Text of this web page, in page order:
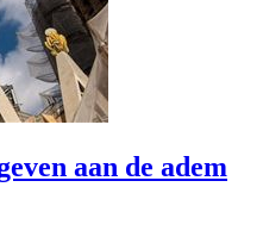
aan de adem